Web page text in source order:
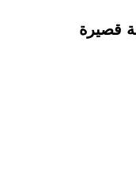
قصيرة